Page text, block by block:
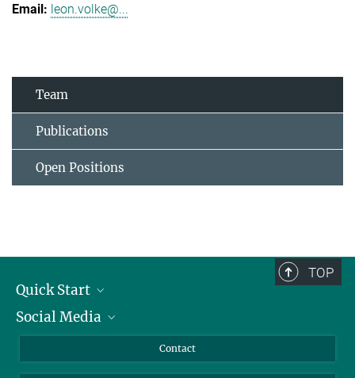
leon.volke@...
Team
Publications
Open Positions
TOP
Quick Start
Alumni
Social Media
Contact